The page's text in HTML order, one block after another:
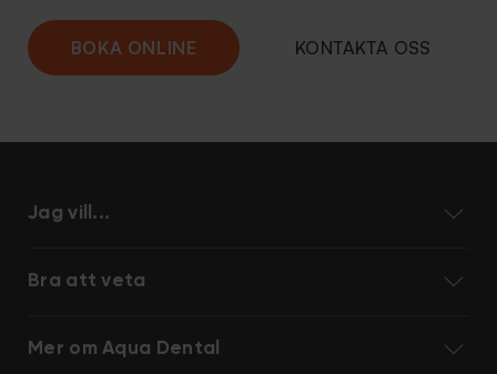
BOKA ONLINE KONTAKTA OSS
Jag vill...
Bra att veta
Mer om Aqua Dental